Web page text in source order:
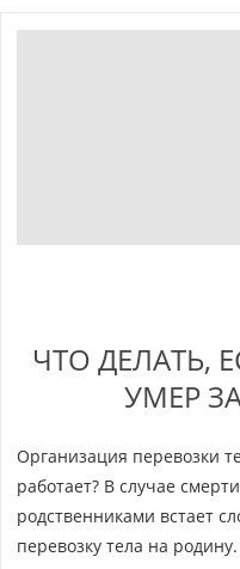
ЧТО ДЕЛАТЬ,
УМЕР
Организация перевозки
работает? В случае
родственниками встает
перевозку тела на